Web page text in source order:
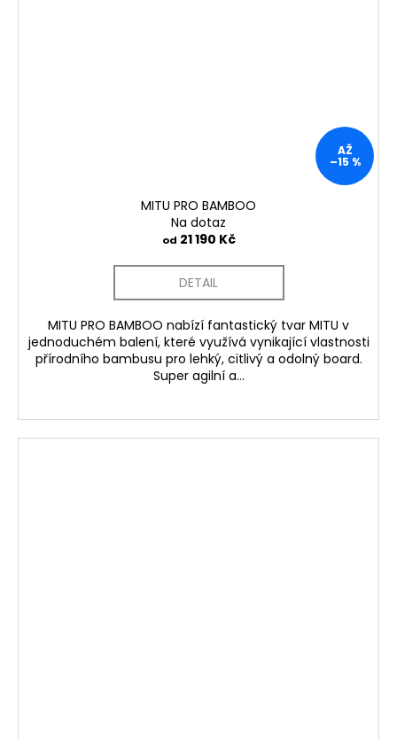
AŽ
–15 %
MITU PRO BAMBOO
Na dotaz
od 21 190 Kč
DETAIL
MITU PRO BAMBOO nabízí fantastický tvar MITU v
jednoduchém balení, které využívá vynikající vlastnosti
přírodního bambusu pro lehký, citlivý a odolný board.
Super agilní a...